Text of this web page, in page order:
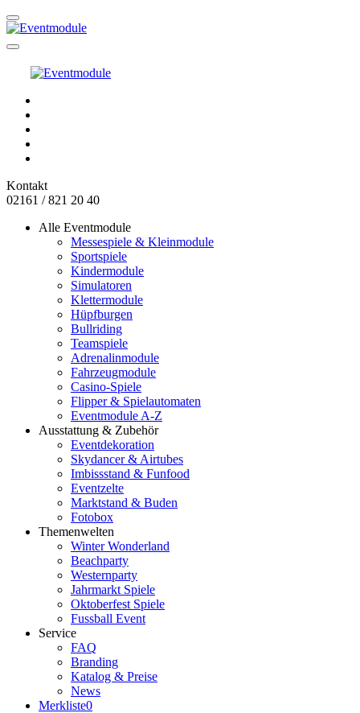
Kontakt
02161 / 821 20 40
Alle Eventmodule
Messespiele & Kleinmodule
Sportspiele
Kindermodule
Simulatoren
Klettermodule
Hüpfburgen
Bullriding
Teamspiele
Adrenalinmodule
Fahrzeugmodule
Casino-Spiele
Flipper & Spielautomaten
Eventmodule A-Z
Ausstattung & Zubehör
Eventdekoration
Skydancer & Airtubes
Imbissstand & Funfood
Eventzelte
Marktstand & Buden
Fotobox
Themenwelten
Winter Wonderland
Beachparty
Westernparty
Jahrmarkt Spiele
Oktoberfest Spiele
Fussball Event
Service
FAQ
Branding
Katalog & Preise
News
Merkliste0